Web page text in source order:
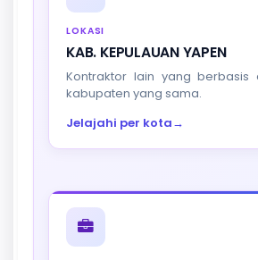
LOKASI
KAB. KEPULAUAN YAPEN
Kontraktor lain yang berbasis
kabupaten yang sama.
Jelajahi per kota→